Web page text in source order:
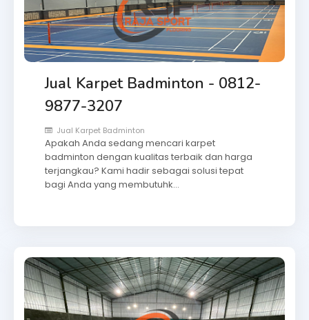
Jual Karpet Badminton - 0812-
9877-3207
Jual Karpet Badminton
Apakah Anda sedang mencari karpet
badminton dengan kualitas terbaik dan harga
terjangkau? Kami hadir sebagai solusi tepat
bagi Anda yang membutuhk…